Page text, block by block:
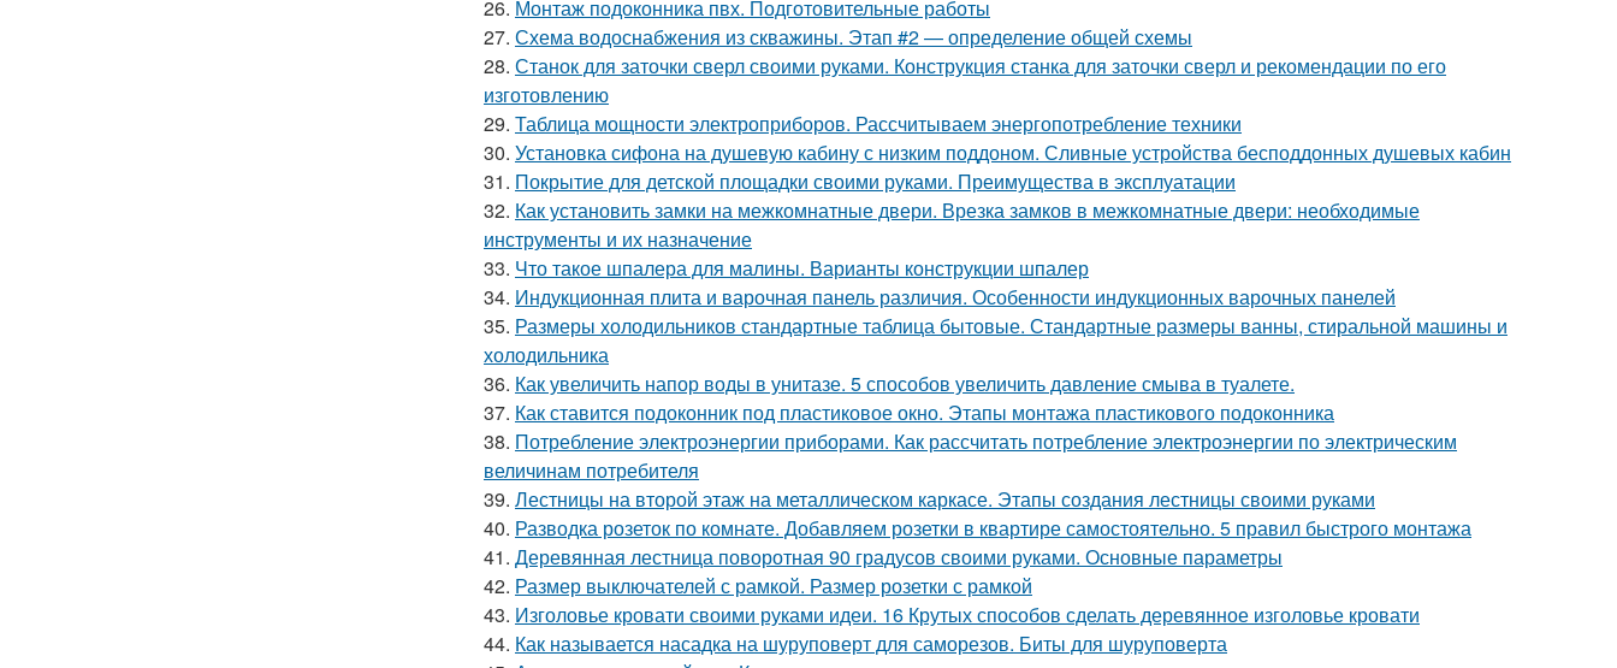
26. Монтаж подоконника пвх. Подготовительные работы
27. Схема водоснабжения из скважины. Этап #2 — определение общей схемы
28. Станок для заточки сверл своими руками. Конструкция станка для заточки сверл и рекомендации по его
изготовлению
29. Таблица мощности электроприборов. Рассчитываем энергопотребление техники
30. Установка сифона на душевую кабину с низким поддоном. Сливные устройства бесподдонных душевых кабин
31. Покрытие для детской площадки своими руками. Преимущества в эксплуатации
32. Как установить замки на межкомнатные двери. Врезка замков в межкомнатные двери: необходимые
инструменты и их назначение
33. Что такое шпалера для малины. Варианты конструкции шпалер
34. Индукционная плита и варочная панель различия. Особенности индукционных варочных панелей
35. Размеры холодильников стандартные таблица бытовые. Стандартные размеры ванны, стиральной машины и
холодильника
36. Как увеличить напор воды в унитазе. 5 способов увеличить давление смыва в туалете.
37. Как ставится подоконник под пластиковое окно. Этапы монтажа пластикового подоконника
38. Потребление электроэнергии приборами. Как рассчитать потребление электроэнергии по электрическим
величинам потребителя
39. Лестницы на второй этаж на металлическом каркасе. Этапы создания лестницы своими руками
40. Разводка розеток по комнате. Добавляем розетки в квартире самостоятельно. 5 правил быстрого монтажа
41. Деревянная лестница поворотная 90 градусов своими руками. Основные параметры
42. Размер выключателей с рамкой. Размер розетки с рамкой
43. Изголовье кровати своими руками идеи. 16 Крутых способов сделать деревянное изголовье кровати
44. Как называется насадка на шуруповерт для саморезов. Биты для шуруповерта